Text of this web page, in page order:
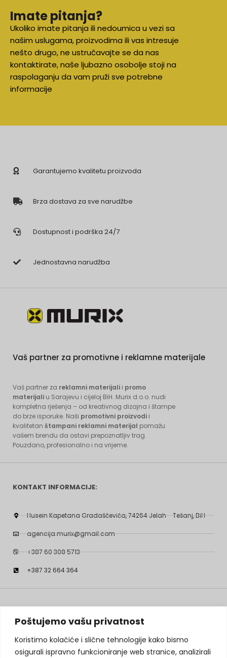
Poštujemo vašu privatnost
Koristimo kolačiće i slične tehnologije kako bismo
osigurali ispravno funkcioniranje web stranice, analizirali
Imate pitanja?
Ukoliko imate pitanja ili nedoumica u vezi sa
našim uslugama, proizvodima ili vas intresuje
nešto drugo, ne ustručavajte se da nas
kontaktirate, naše ljubazno osobolje stoji na
raspolaganju da vam pruži sve potrebne
informacije
Garantujemo kvalitetu proizvoda
Brza dostava za sve narudžbe
Dostupnost i podrška 24/7
Jednostavna narudžba
Vaš partner za promotivne i reklamne materijale
Vaš partner za reklamni materijali i promo
materijali u Sarajevu i cijeloj BiH. Murix d.o.o. nudi
kompletna rješenja – od kreativnog dizajna i štampe
do brze isporuke. Naši promotivni proizvodi i
kvalitetan štampani reklamni materijal pomažu
vašem brendu da ostavi prepoznatljiv trag.
Pouzdano, profesionalno i na vrijeme.
KONTAKT INFORMACIJE:
Husein Kapetana Gradaščevića, 74264 Jelah - Tešanj, BiH
agencija.murix@gmail.com
+387 60 308 5713
+387 32 664 364